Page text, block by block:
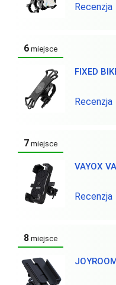
Recenzja
6 miejsce
FIXED
Recenzja
7 miejsce
VAYOX
Recenzja
8 miejsce